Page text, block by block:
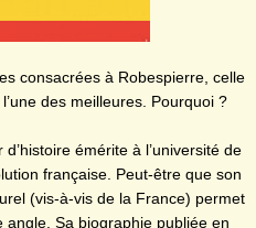
consacrées à Robespierre, celle
des meilleures. Pourquoi ?
émérite à l’université de
française. Peut-être que son
(vis-à-vis de la France) permet
Sa biographie publiée en